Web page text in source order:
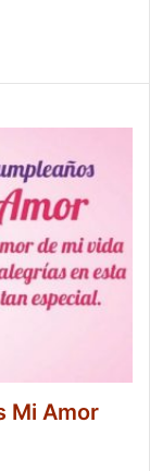
Mi Amor